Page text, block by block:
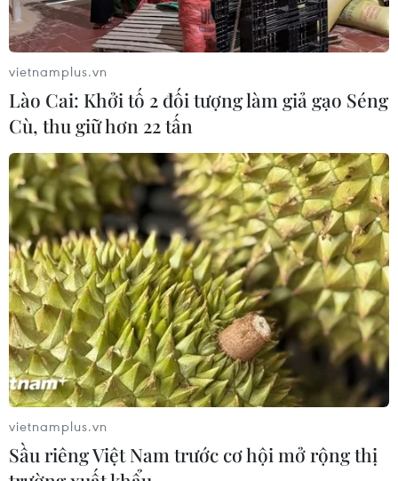
Đẩy nhanh tiến độ cao tốc CT.07 đoạn Hà Nội-Thái
Nguyên-Chợ Mới
10/08/2026 11:29
Quảng Ngãi tăng tốc hoàn thành 4 trường nội trú
vùng biên trước 25/8
10/08/2026 11:21
vietnamplus.vn
Lào Cai: Khởi tố 2 đối tượng làm giả gạo Séng
Cù, thu giữ hơn 22 tấn
vietnamplus.vn
Sầu riêng Việt Nam trước cơ hội mở rộng thị